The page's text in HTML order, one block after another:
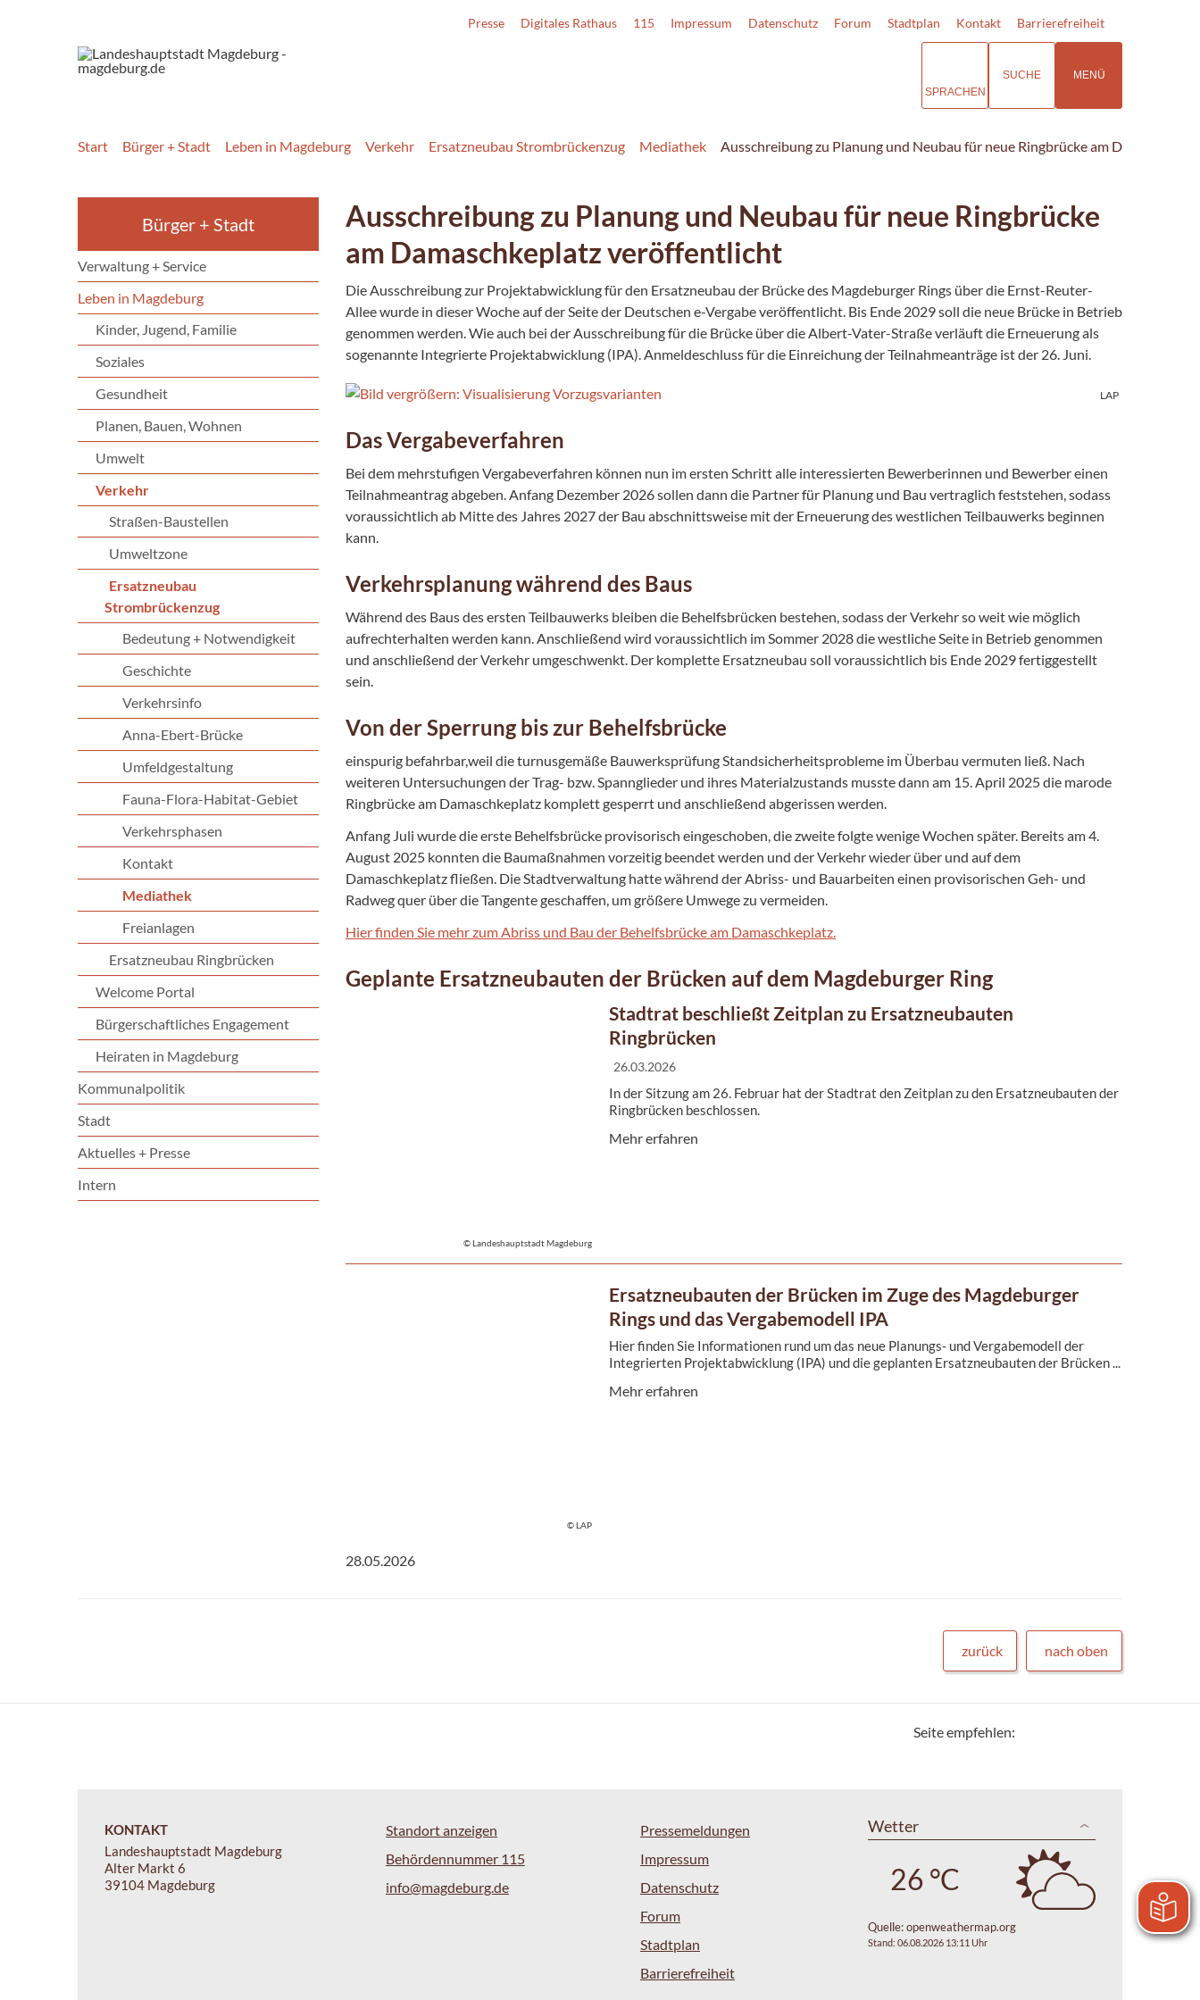
Presse Digitales Rathaus 115 Impressum Datenschutz Forum Stadtplan Kontakt Barrierefreiheit
SPRACHEN
SUCHE MENÜ
Start Bürger + Stadt Leben in Magdeburg Verkehr Ersatzneubau Strombrückenzug Mediathek Ausschreibung zu Planung und Neubau für neue Ringbrücke am
Bürger + Stadt
Verwaltung + Service
Leben in Magdeburg
Kinder, Jugend, Familie
Soziales
Gesundheit
Planen, Bauen, Wohnen
Umwelt
Verkehr
Straßen-Baustellen
Umweltzone
Ersatzneubau
Strombrückenzug
Bedeutung + Notwendigkeit
Geschichte
Verkehrsinfo
Anna-Ebert-Brücke
Umfeldgestaltung
Fauna-Flora-Habitat-Gebiet
Verkehrsphasen
Kontakt
Mediathek
Freianlagen
Ersatzneubau Ringbrücken
Welcome Portal
Bürgerschaftliches Engagement
Heiraten in Magdeburg
Kommunalpolitik
Stadt
Aktuelles + Presse
Intern
Ausschreibung zu Planung und Neubau für neue Ringbrücke
am Damaschkeplatz veröffentlicht
Die Ausschreibung zur Projektabwicklung für den Ersatzneubau der Brücke des Magdeburger Rings über die Ernst-Reuter-
Allee wurde in dieser Woche auf der Seite der Deutschen e-Vergabe veröffentlicht. Bis Ende 2029 soll die neue Brücke in Betrieb
genommen werden. Wie auch bei der Ausschreibung für die Brücke über die Albert-Vater-Straße verläuft die Erneuerung als
sogenannte Integrierte Projektabwicklung (IPA). Anmeldeschluss für die Einreichung der Teilnahmeanträge ist der 26. Juni.
LAP
Das Vergabeverfahren
Bei dem mehrstufigen Vergabeverfahren können nun im ersten Schritt alle interessierten Bewerberinnen und Bewerber einen
Teilnahmeantrag abgeben. Anfang Dezember 2026 sollen dann die Partner für Planung und Bau vertraglich feststehen, sodass
voraussichtlich ab Mitte des Jahres 2027 der Bau abschnittsweise mit der Erneuerung des westlichen Teilbauwerks beginnen
kann.
Verkehrsplanung während des Baus
Während des Baus des ersten Teilbauwerks bleiben die Behelfsbrücken bestehen, sodass der Verkehr so weit wie möglich
aufrechterhalten werden kann. Anschließend wird voraussichtlich im Sommer 2028 die westliche Seite in Betrieb genommen
und anschließend der Verkehr umgeschwenkt. Der komplette Ersatzneubau soll voraussichtlich bis Ende 2029 fertiggestellt
sein.
Von der Sperrung bis zur Behelfsbrücke
einspurig befahrbar,weil die turnusgemäße Bauwerksprüfung Standsicherheitsprobleme im Überbau vermuten ließ. Nach
weiteren Untersuchungen der Trag- bzw. Spannglieder und ihres Materialzustands musste dann am 15. April 2025 die marode
Ringbrücke am Damaschkeplatz komplett gesperrt und anschließend abgerissen werden.
Anfang Juli wurde die erste Behelfsbrücke provisorisch eingeschoben, die zweite folgte wenige Wochen später. Bereits am 4.
August 2025 konnten die Baumaßnahmen vorzeitig beendet werden und der Verkehr wieder über und auf dem
Damaschkeplatz fließen. Die Stadtverwaltung hatte während der Abriss- und Bauarbeiten einen provisorischen Geh- und
Radweg quer über die Tangente geschaffen, um größere Umwege zu vermeiden.
Hier finden Sie mehr zum Abriss und Bau der Behelfsbrücke am Damaschkeplatz.
Geplante Ersatzneubauten der Brücken auf dem Magdeburger Ring
Stadtrat beschließt Zeitplan zu Ersatzneubauten
Ringbrücken
26.03.2026
In der Sitzung am 26. Februar hat der Stadtrat den Zeitplan zu den Ersatzneubauten der
Ringbrücken beschlossen.
Mehr erfahren
© Landeshauptstadt Magdeburg
Ersatzneubauten der Brücken im Zuge des Magdeburger
Rings und das Vergabemodell IPA
Hier finden Sie Informationen rund um das neue Planungs- und Vergabemodell der
Integrierten Projektabwicklung (IPA) und die geplanten Ersatzneubauten der Brücken ...
Mehr erfahren
© LAP
28.05.2026
zurück nach oben
Seite empfehlen:
KONTAKT
Landeshauptstadt Magdeburg
Alter Markt 6
39104 Magdeburg
Standort anzeigen
Behördennummer 115
info@magdeburg.de
Pressemeldungen
Impressum
Datenschutz
Forum
Stadtplan
Barrierefreiheit
Wetter
26 °C
Quelle:openweathermap.org
Stand: 06.08.2026 13:11 Uhr